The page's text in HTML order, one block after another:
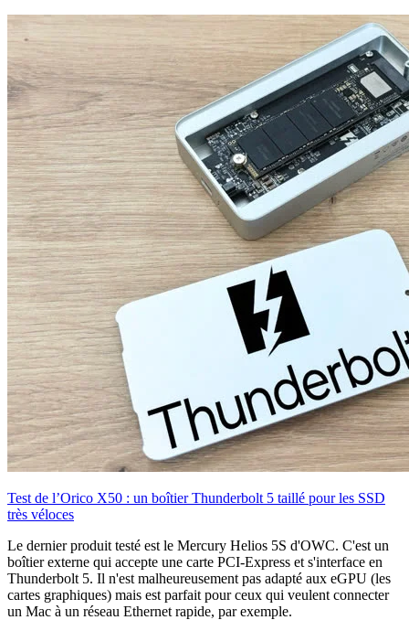
Test de l’Orico X50 : un boîtier Thunderbolt 5 taillé pour les SSD
très véloces
Le dernier produit testé est le Mercury Helios 5S d'OWC. C'est un
boîtier externe qui accepte une carte PCI-Express et s'interface en
Thunderbolt 5. Il n'est malheureusement pas adapté aux eGPU (les
cartes graphiques) mais est parfait pour ceux qui veulent connecter
un Mac à un réseau Ethernet rapide, par exemple.